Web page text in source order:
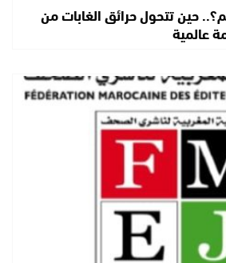
حين تتحول حرائق الغابات من
عالمية